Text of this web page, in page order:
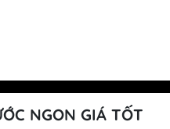
NGON GIÁ TỐT